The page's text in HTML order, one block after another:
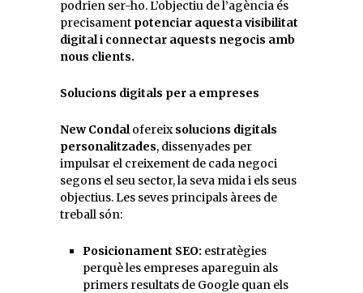
podrien ser-ho. L’objectiu de l’agència és
precisament potenciar aquesta visibilitat
digital i connectar aquests negocis amb
nous clients.
Solucions digitals per a empreses
New Condalofereixsolucions digitals
personalitzades, dissenyades per
impulsar el creixement de cada negoci
segons el seu sector, la seva mida i els seus
objectius. Les seves principals àrees de
treball són:
Posicionament SEO: estratègies
perquè les empreses apareguin als
primers resultats de Google quan els